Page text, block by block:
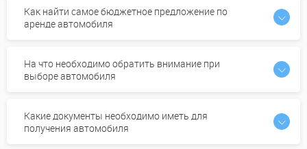
Как найти самое бюджетное предложение по
аренде автомобиля
На что необходимо обратить внимание при
выборе автомобиля
Какие документы необходимо иметь для
получения автомобиля